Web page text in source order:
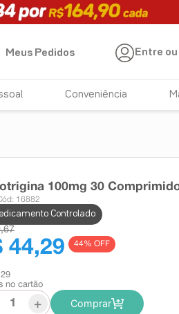
Meus Pedidos Entre
Conveniência
100mg 30
16882
Controlado
44,29 44% OFF
no cartão
+ Comprar